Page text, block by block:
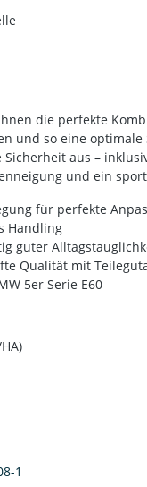
die perfekte
und so eine
aus –
und ein
für perfekte
Handling
guter
Qualität mit
5er Serie E60
1